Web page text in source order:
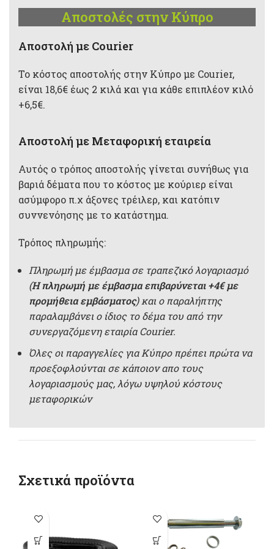
Αποστολές στην Κύπρο
Aποστολή με Courier
Το κόστος αποστολής στην Κύπρο με Courier,
είναι 18,6€ έως 2 κιλά και για κάθε επιπλέον κιλό
+6,5€.
Αποστολή με Μεταφορική εταιρεία
Αυτός ο τρόπος αποστολής γίνεται συνήθως για
βαριά δέματα που το κόστος με κούριερ είναι
ασύμφορο π.χ άξονες τρέιλερ, και κατόπιν
συννενόησης με το κατάστημα.
Τρόπος πληρωμής:
Πληρωμή με έμβασμα σε τραπεζικό λογαριασμό
(Η πληρωμή με έμβασμα επιβαρύνεται +4€ με
προμήθεια εμβάσματος) και ο παραλήπτης
παραλαμβάνει ο ίδιος το δέμα του από την
συνεργαζόμενη εταιρία Courier.
Όλες οι παραγγελίες για Κύπρο πρέπει πρώτα να
προεξοφλούνται σε κάποιον απο τους
λογαριασμούς μας, λόγω υψηλού κόστους
μεταφορικών
Σχετικά προϊόντα
Αυτό το